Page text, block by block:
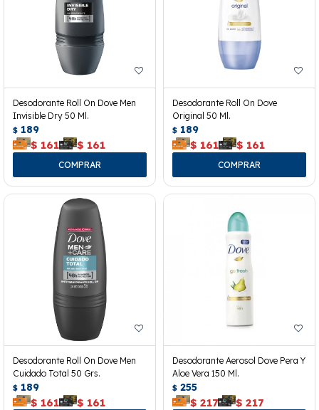
Desodorante Roll On Dove Men
Invisible Dry 50 Ml.
$ 189
$ 161 $ 161
Desodorante Roll On Dove
Original 50 Ml.
$ 189
$ 161 $ 161
Desodorante Roll On Dove Men
Cuidado Total 50 Grs.
$ 189
$ 161 $ 161
Desodorante Aerosol Dove Pera Y
Aloe Vera 150 Ml.
$ 255
$ 217 $ 217